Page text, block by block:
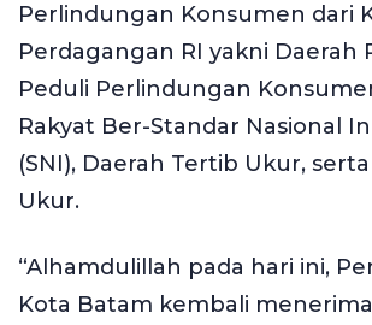
Perlindungan Konsumen dari
Perdagangan RI yakni Daerah
Peduli Perlindungan
Rakyat Ber-Standar Nasional
(SNI), Daerah Tertib Ukur,
Ukur.
“Alhamdulillah pada hari ini,
Kota Batam kembali